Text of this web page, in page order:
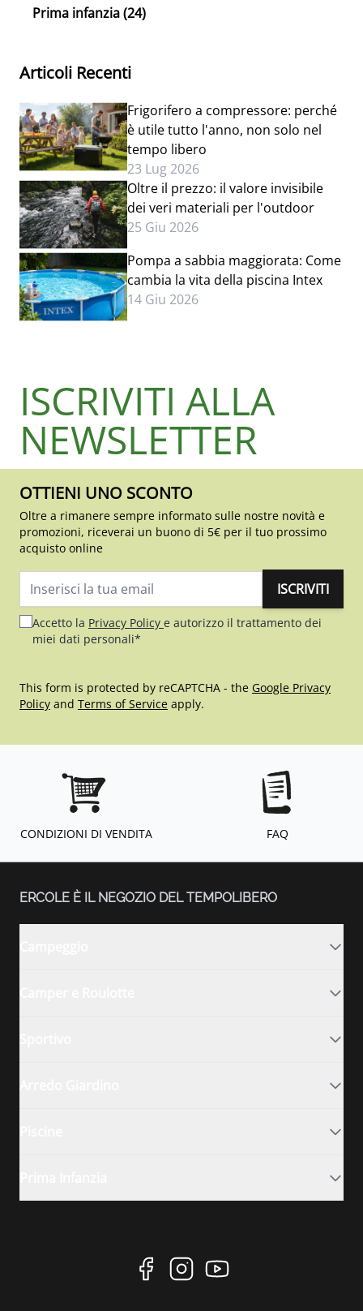
Prima infanzia(24)
Articoli Recenti
Frigorifero a compressore: perché
è utile tutto l'anno, non solo nel
tempo libero
23 Lug 2026
Oltre il prezzo: il valore invisibile
dei veri materiali per l'outdoor
25 Giu 2026
Pompa a sabbia maggiorata: Come
cambia la vita della piscina Intex
14 Giu 2026
ISCRIVITI ALLA
NEWSLETTER
OTTIENI UNO SCONTO
Oltre a rimanere sempre informato sulle nostre novità e
promozioni, riceverai un buono di 5€ per il tuo prossimo
acquisto online
ISCRIVITI
Accetto la Privacy Policy e autorizzo il trattamento dei
miei dati personali*
This form is protected by reCAPTCHA - the Google Privacy
Policy and Terms of Service apply.
CONDIZIONI DI VENDITA FAQ
ERCOLE È IL NEGOZIO DEL TEMPOLIBERO